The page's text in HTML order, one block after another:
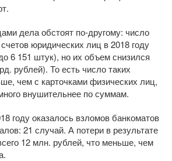
дела обстоят по-другому: число
юридических лиц в 2018 году
6 151 штук), но их объем снизился
рублей). То есть число таких
чем с карточками физических лиц,
внушительнее по суммам.
году оказалось взломов банкоматов
21 случай. А потери в результате
12 млн. рублей, что меньше, чем